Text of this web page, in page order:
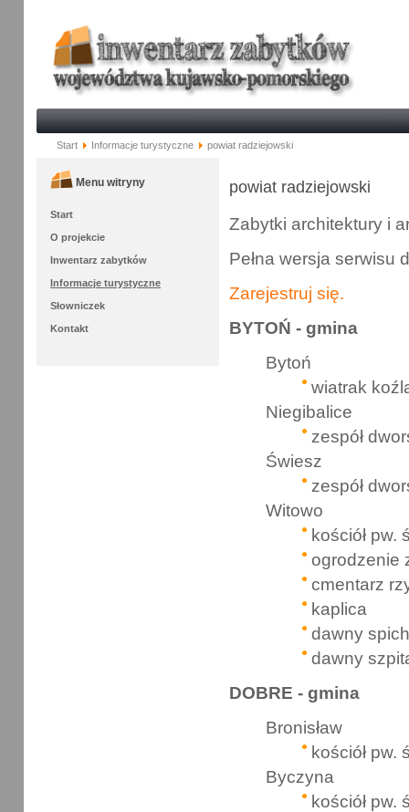
Start Informacje turystyczne powiat radziejowski
Menu witryny
Start
O projekcie
Inwentarz zabytków
Informacje turystyczne
Słowniczek
Kontakt
powiat radziejowski
Zabytki architektury i
Pełna wersja serwisu
Zarejestruj się.
BYTOŃ - gmina
Bytoń
wiatrak
Niegibalice
zespół
Świesz
zespół
Witowo
kościół pw.
ogrodzenie
cmentarz
kaplica
dawny
dawny
DOBRE - gmina
Bronisław
kościół pw.
Byczyna
kościół